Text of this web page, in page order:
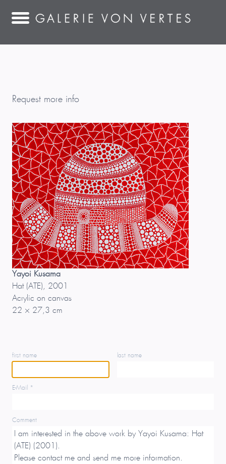
Request more info
Yayoi Kusama
Hat (ATE), 2001
Acrylic on canvas
22 × 27,3 cm
first name last name
E-Mail *
Comment